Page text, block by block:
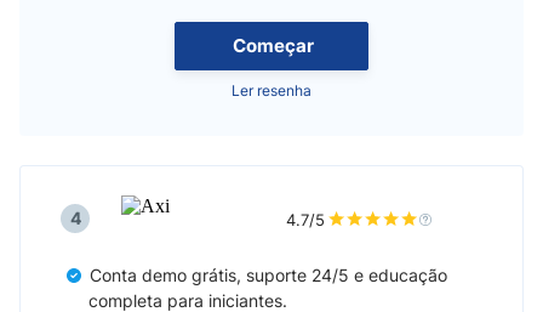
Começar
Ler resenha
4 4.7/5
Conta demo grátis, suporte 24/5 e educação
completa para iniciantes.